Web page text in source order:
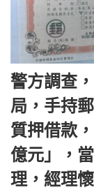
警方調查
局，手持
質押借款
億元」，
理，經理